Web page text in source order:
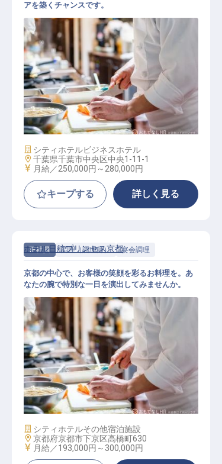
西洋料理の宴会・レストラン調理師
アを築くチャンスです。
施設業態
シティホテルビジネスホテル
勤務地
千葉県千葉市中央区中央1-11-1
給与
月給／250,000円～ 280,000円
キープする 詳しく見る
正社員 調理（調理師） 宴会調理
調理・キッチンスタッフ
ホテル日航プリンセス京都
京都の中心で、お客様の笑顔を彩るお料理を。あ
なたの腕で特別な一日を演出してみませんか。
施設業態
シティホテルその他宿泊施設
勤務地
京都府京都市下京区高橋町630
給与
月給／193,000円～ 300,000円